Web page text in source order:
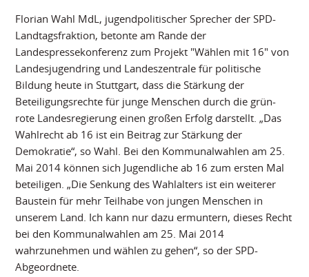
Florian Wahl MdL, jugendpolitischer Sprecher der SPD-
Landtagsfraktion, betonte am Rande der
Landespressekonferenz zum Projekt "Wählen mit 16" von
Landesjugendring und Landeszentrale für politische
Bildung heute in Stuttgart, dass die Stärkung der
Beteiligungsrechte für junge Menschen durch die grün-
rote Landesregierung einen großen Erfolg darstellt. „Das
Wahlrecht ab 16 ist ein Beitrag zur Stärkung der
Demokratie“, so Wahl. Bei den Kommunalwahlen am 25.
Mai 2014 können sich Jugendliche ab 16 zum ersten Mal
beteiligen. „Die Senkung des Wahlalters ist ein weiterer
Baustein für mehr Teilhabe von jungen Menschen in
unserem Land. Ich kann nur dazu ermuntern, dieses Recht
bei den Kommunalwahlen am 25. Mai 2014
wahrzunehmen und wählen zu gehen“, so der SPD-
Abgeordnete.